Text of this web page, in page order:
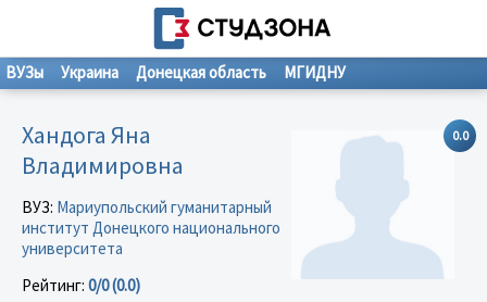
ВУЗы Украина Донецкая область МГИДНУ
0.0
Хандога Яна
Владимировна
ВУЗ: Мариупольский гуманитарный
институт Донецкого национального
университета
Рейтинг: 0/0 (0.0)